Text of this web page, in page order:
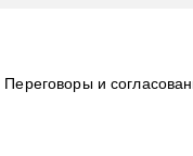
Переговоры и